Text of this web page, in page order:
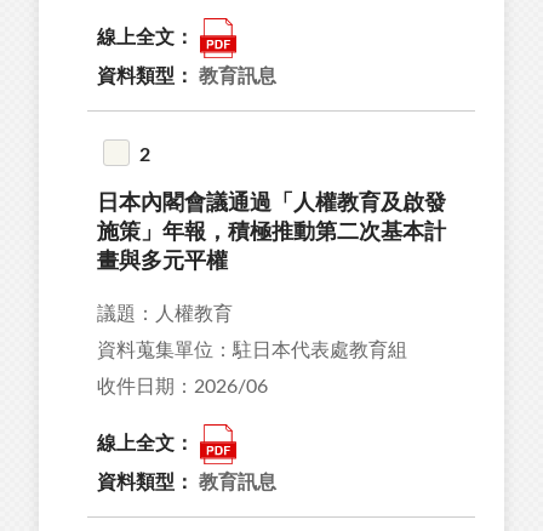
線上全文：
資料類型： 教育訊息
2
日本內閣會議通過「人權教育及啟發
施策」年報，積極推動第二次基本計
畫與多元平權
議題：人權教育
資料蒐集單位：駐日本代表處教育組
收件日期：2026/06
線上全文：
資料類型： 教育訊息